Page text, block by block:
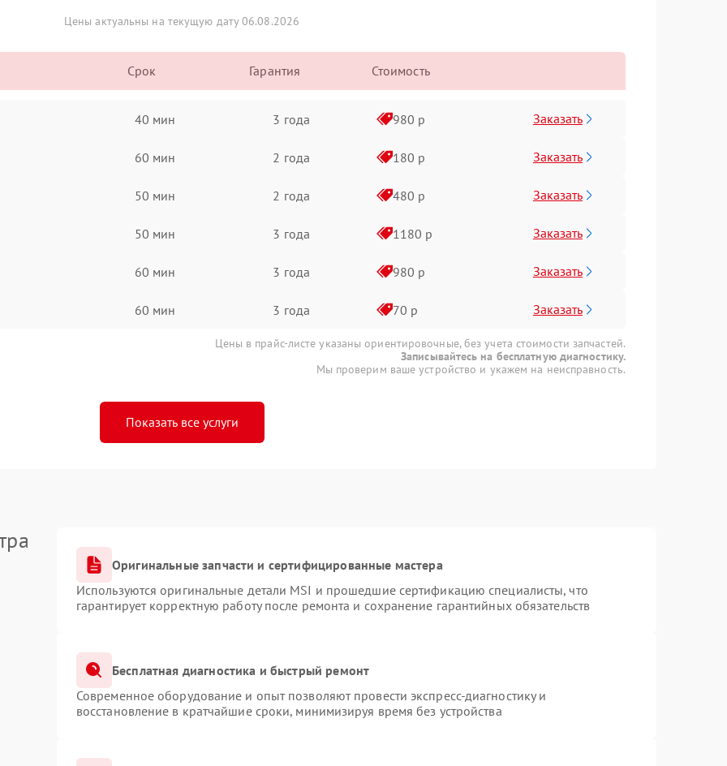
Цены актуальны на текущую дату 06.08.2026
Срок Гарантия Стоимость
40 мин 3 года 980 р Заказать
60 мин 2 года 180 р Заказать
50 мин 2 года 480 р Заказать
50 мин 3 года 1180 р Заказать
60 мин 3 года 980 р Заказать
60 мин 3 года 70 р Заказать
Цены в прайс-листе указаны ориентировочные, без учета стоимости запчастей.
Записывайтесь на бесплатную диагностику.
Мы проверим ваше устройство и укажем на неисправность.
Показать все услуги
Оригинальные запчасти и сертифицированные мастера
Используются оригинальные детали MSI и прошедшие сертификацию специалисты, что
гарантирует корректную работу после ремонта и сохранение гарантийных обязательств
Бесплатная диагностика и быстрый ремонт
Современное оборудование и опыт позволяют провести экспресс-диагностику и
восстановление в кратчайшие сроки, минимизируя время без устройства